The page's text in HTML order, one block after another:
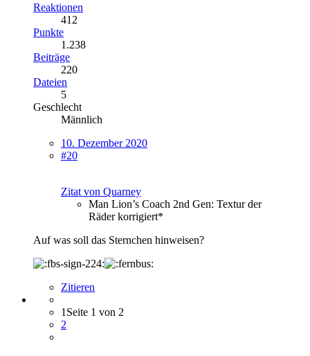
Reaktionen
412
Punkte
1.238
Beiträge
220
Dateien
5
Geschlecht
Männlich
10. Dezember 2020
#20
Zitat von Quarney
Man Lion’s Coach 2nd Gen: Textur der
Räder korrigiert*
Auf was soll das Sternchen hinweisen?
Zitieren
1 Seite 1 von 2
2